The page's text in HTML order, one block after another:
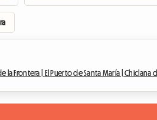
la Frontera | El Puerto de Santa María |Chiclana